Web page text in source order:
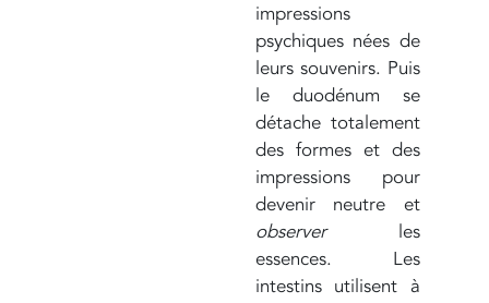
impressions
psychiques nées de
leurs souvenirs. Puis
le duodénum se
détache totalement
des formes et des
impressions pour
devenir neutre et
observerles
essences. Les
intestins utilisent à